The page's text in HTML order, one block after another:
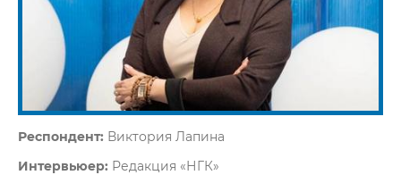
Респондент: Виктория Лапина
Интервьюер: Редакция «НГК»